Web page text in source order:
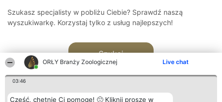
ORŁY Branży Zoologicznej Live chat
03:46
Cześć, chętnie Ci pomogę! 🙂 Kliknij proszę w
Szukasz specjalisty w pobliżu Ciebie? Sprawdź naszą
wyszukiwarkę. Korzystaj tylko z usług najlepszych!
Szukaj